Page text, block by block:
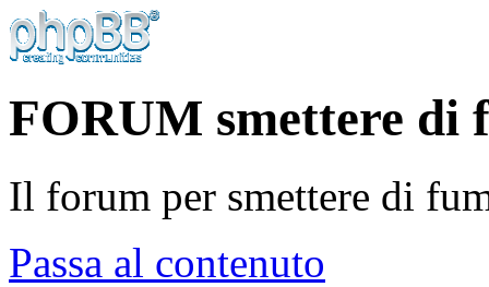
FORUM smettere di
Il forum per smettere di
Passa al contenuto